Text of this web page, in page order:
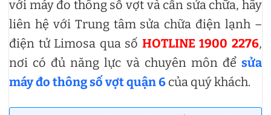
với máy đo thông số vợt và cần sửa chữa, hãy
liên hệ với Trung tâm sửa chữa điện lạnh –
điện tử Limosa qua số HOTLINE 1900 2276,
nơi có đủ năng lực và chuyên môn để sửa
máy đo thông số vợt quận 6 của quý khách.